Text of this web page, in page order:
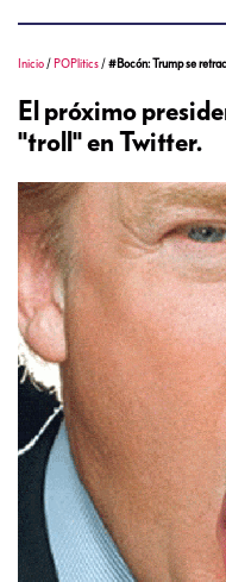
Inicio / POPlitics /#Bocón: Trump se
El próximo
"troll" en Twitter.